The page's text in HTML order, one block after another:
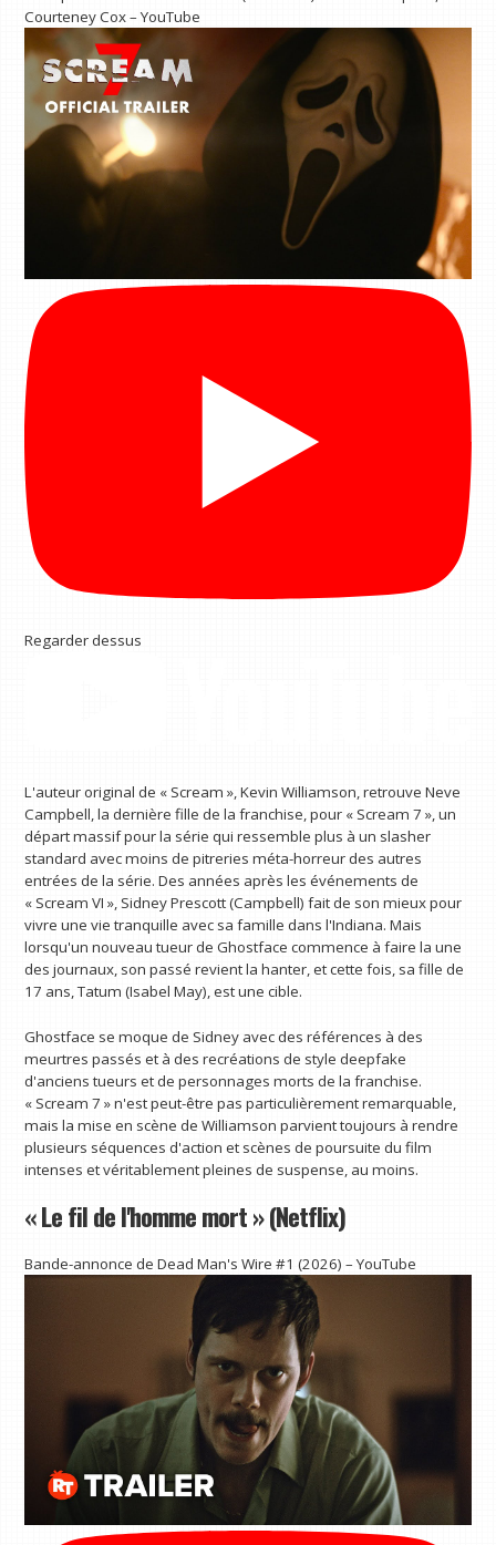
Courteney Cox – YouTube
Regarder dessus
L'auteur original de « Scream », Kevin Williamson, retrouve Neve
Campbell, la dernière fille de la franchise, pour « Scream 7 », un
départ massif pour la série qui ressemble plus à un slasher
standard avec moins de pitreries méta-horreur des autres
entrées de la série. Des années après les événements de
« Scream VI », Sidney Prescott (Campbell) fait de son mieux pour
vivre une vie tranquille avec sa famille dans l'Indiana. Mais
lorsqu'un nouveau tueur de Ghostface commence à faire la une
des journaux, son passé revient la hanter, et cette fois, sa fille de
17 ans, Tatum (Isabel May), est une cible.
Ghostface se moque de Sidney avec des références à des
meurtres passés et à des recréations de style deepfake
d'anciens tueurs et de personnages morts de la franchise.
« Scream 7 » n'est peut-être pas particulièrement remarquable,
mais la mise en scène de Williamson parvient toujours à rendre
plusieurs séquences d'action et scènes de poursuite du film
intenses et véritablement pleines de suspense, au moins.
« Le fil de l'homme mort » (Netflix)
Bande-annonce de Dead Man's Wire #1 (2026) – YouTube